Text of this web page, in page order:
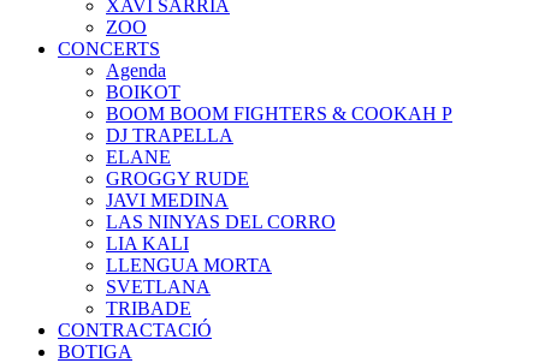
XAVI SARRIÀ
ZOO
CONCERTS
Agenda
BOIKOT
BOOM BOOM FIGHTERS & COOKAH P
DJ TRAPELLA
ELANE
GROGGY RUDE
JAVI MEDINA
LAS NINYAS DEL CORRO
LIA KALI
LLENGUA MORTA
SVETLANA
TRIBADE
CONTRACTACIÓ
BOTIGA